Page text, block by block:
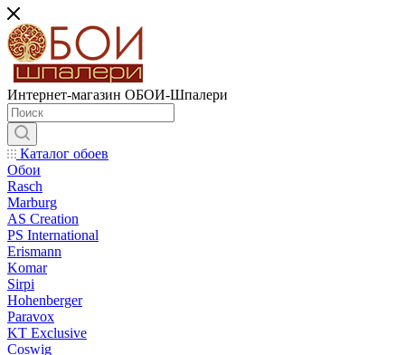
Интернет-магазин ОБОИ-Шпалери
Каталог обоев
Обои
Rasch
Marburg
AS Creation
PS International
Erismann
Komar
Sirpi
Hohenberger
Paravox
KT Exclusive
Coswig